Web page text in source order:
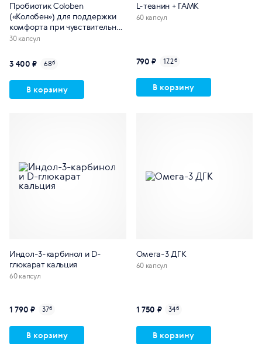
Пробиотик Coloben
(«Колобен») для поддержки
комфорта при чувствительной
пищеварительной системе
30 капсул
3 400 ₽ 68б
В корзину
L-теанин + ГАМК
60 капсул
790 ₽ 17.2б
В корзину
Индол-3-карбинол и D-
глюкарат кальция
60 капсул
1 790 ₽ 37б
В корзину
Омега-3 ДГК
60 капсул
1 750 ₽ 34б
В корзину